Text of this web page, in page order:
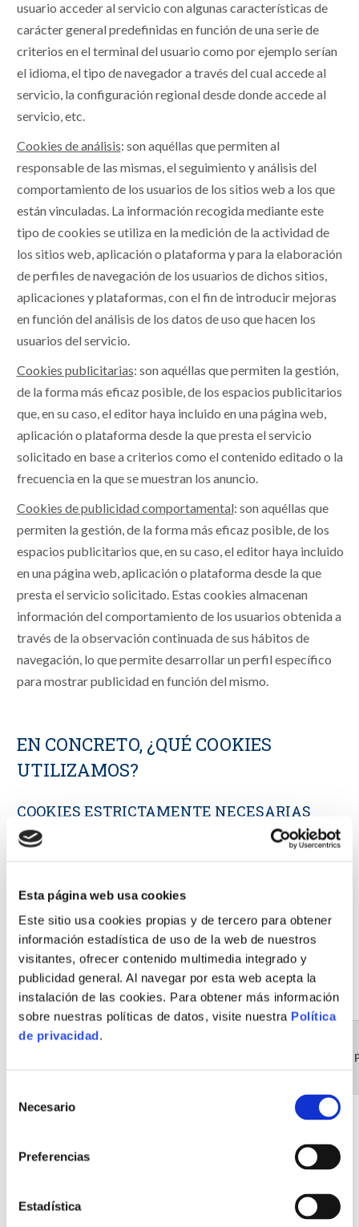
Esta página web usa cookies
Este sitio usa cookies propias y de tercero para obtener
información estadística de uso de la web de nuestros
visitantes, ofrecer contenido multimedia integrado y
publicidad general. Al navegar por esta web acepta la
instalación de las cookies. Para obtener más información
sobre nuestras políticas de datos, visite nuestra Política
de privacidad.
Necesario
Preferencias
Estadística
usuario acceder al servicio con algunas características de
carácter general predefinidas en función de una serie de
criterios en el terminal del usuario como por ejemplo serían
el idioma, el tipo de navegador a través del cual accede al
servicio, la configuración regional desde donde accede al
servicio, etc.
Cookies de análisis: son aquéllas que permiten al
responsable de las mismas, el seguimiento y análisis del
comportamiento de los usuarios de los sitios web a los que
están vinculadas. La información recogida mediante este
tipo de cookies se utiliza en la medición de la actividad de
los sitios web, aplicación o plataforma y para la elaboración
de perfiles de navegación de los usuarios de dichos sitios,
aplicaciones y plataformas, con el fin de introducir mejoras
en función del análisis de los datos de uso que hacen los
usuarios del servicio.
Cookies publicitarias: son aquéllas que permiten la gestión,
de la forma más eficaz posible, de los espacios publicitarios
que, en su caso, el editor haya incluido en una página web,
aplicación o plataforma desde la que presta el servicio
solicitado en base a criterios como el contenido editado o la
frecuencia en la que se muestran los anuncio.
Cookies de publicidad comportamental: son aquéllas que
permiten la gestión, de la forma más eficaz posible, de los
espacios publicitarios que, en su caso, el editor haya incluido
en una página web, aplicación o plataforma desde la que
presta el servicio solicitado. Estas cookies almacenan
información del comportamiento de los usuarios obtenida a
través de la observación continuada de sus hábitos de
navegación, lo que permite desarrollar un perfil específico
para mostrar publicidad en función del mismo.
EN CONCRETO, ¿QUÉ COOKIES
UTILIZAMOS?
COOKIES ESTRICTAMENTE NECESARIAS
Estas cookies son necesarias para que el sitio web funcione
solicitar servicios, como establecer tus preferencias de
privacidad, iniciar sesión o completar formularios. Puedes
configurar tu navegador para bloquear o alertar sobre estas
cookies, pero algunas áreas del sitio web no funcionarán.
Estas cookies no almacenan ningún dato personal.
CookieConsent
Almacena el
consentimiento
de cookies del
usuario para el
dominio actual.